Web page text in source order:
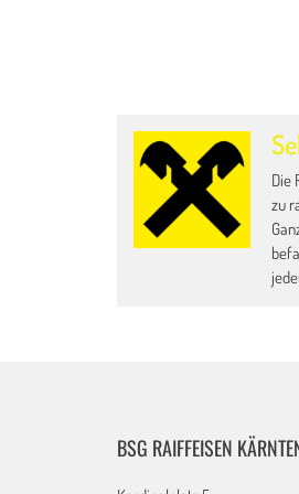
Die
zu
BSG RAIFFEISEN